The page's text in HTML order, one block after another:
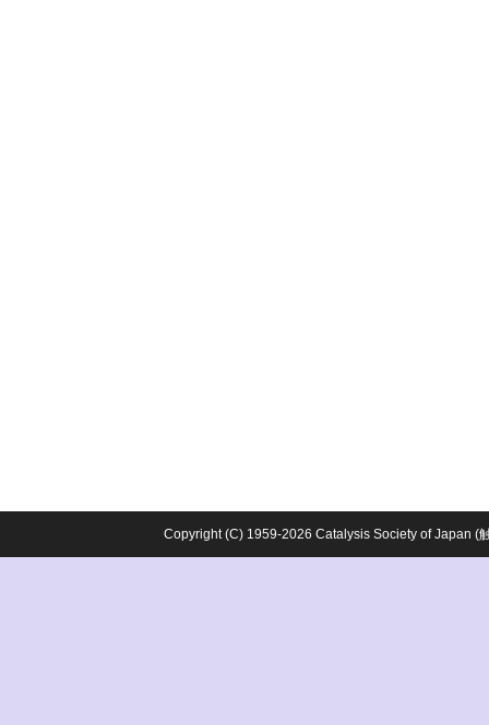
Copyright (C) 1959-2026 Catalysis Society of Japan (